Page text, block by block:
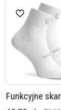
Funkcyjne